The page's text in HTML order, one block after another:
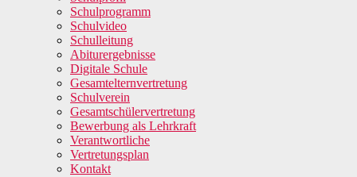
Schulprogramm
Schulvideo
Schulleitung
Abiturergebnisse
Digitale Schule
Gesamtelternvertretung
Schulverein
Gesamtschülervertretung
Bewerbung als Lehrkraft
Verantwortliche
Vertretungsplan
Kontakt